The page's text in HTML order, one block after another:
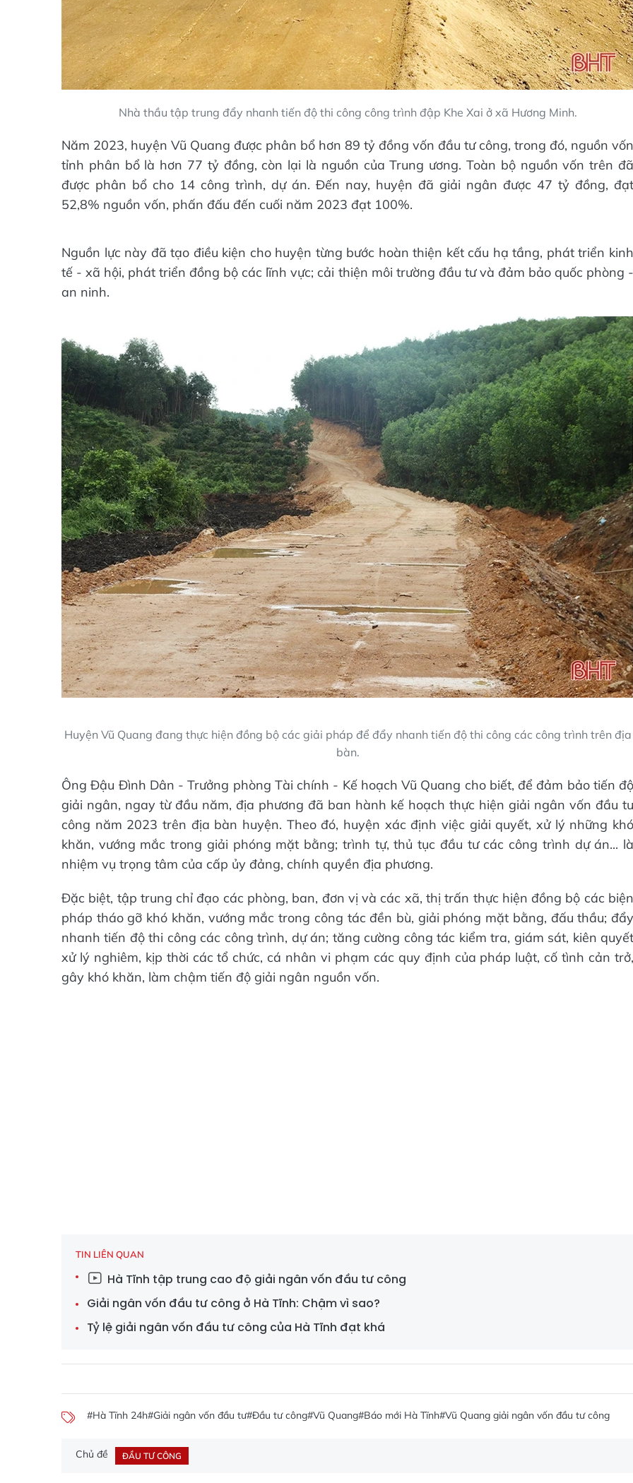
Nhà thầu tập trung đẩy nhanh tiến độ thi công công trình đập Khe Xai ở xã Hương Minh.
Năm 2023, huyện Vũ Quang được phân bổ hơn 89 tỷ đồng vốn đầu tư công, trong đó, nguồn vốn
tỉnh phân bổ là hơn 77 tỷ đồng, còn lại là nguồn của Trung ương. Toàn bộ nguồn vốn trên đã
được phân bổ cho 14 công trình, dự án. Đến nay, huyện đã giải ngân được 47 tỷ đồng, đạt
52,8% nguồn vốn, phấn đấu đến cuối năm 2023 đạt 100%.
Nguồn lực này đã tạo điều kiện cho huyện từng bước hoàn thiện kết cấu hạ tầng, phát triển kinh
tế - xã hội, phát triển đồng bộ các lĩnh vực; cải thiện môi trường đầu tư và đảm bảo quốc phòng -
an ninh.
Huyện Vũ Quang đang thực hiện đồng bộ các giải pháp để đẩy nhanh tiến độ thi công các công trình trên địa
bàn.
Ông Đậu Đình Dân - Trưởng phòng Tài chính - Kế hoạch Vũ Quang cho biết, để đảm bảo tiến độ
giải ngân, ngay từ đầu năm, địa phương đã ban hành kế hoạch thực hiện giải ngân vốn đầu tư
công năm 2023 trên địa bàn huyện. Theo đó, huyện xác định việc giải quyết, xử lý những khó
khăn, vướng mắc trong giải phóng mặt bằng; trình tự, thủ tục đầu tư các công trình dự án... là
nhiệm vụ trọng tâm của cấp ủy đảng, chính quyền địa phương.
Đặc biệt, tập trung chỉ đạo các phòng, ban, đơn vị và các xã, thị trấn thực hiện đồng bộ các biện
pháp tháo gỡ khó khăn, vướng mắc trong công tác đền bù, giải phóng mặt bằng, đấu thầu; đẩy
nhanh tiến độ thi công các công trình, dự án; tăng cường công tác kiểm tra, giám sát, kiên quyết
xử lý nghiêm, kịp thời các tổ chức, cá nhân vi phạm các quy định của pháp luật, cố tình cản trở,
gây khó khăn, làm chậm tiến độ giải ngân nguồn vốn.
TIN LIÊN QUAN
Hà Tĩnh tập trung cao độ giải ngân vốn đầu tư công
Giải ngân vốn đầu tư công ở Hà Tĩnh: Chậm vì sao?
Tỷ lệ giải ngân vốn đầu tư công của Hà Tĩnh đạt khá
#Hà Tĩnh 24h#Giải ngân vốn đầu tư#Đầu tư công#Vũ Quang#Báo mới Hà Tĩnh#Vũ Quang giải ngân vốn đầu tư công
Chủ đề ĐẦU TƯ CÔNG